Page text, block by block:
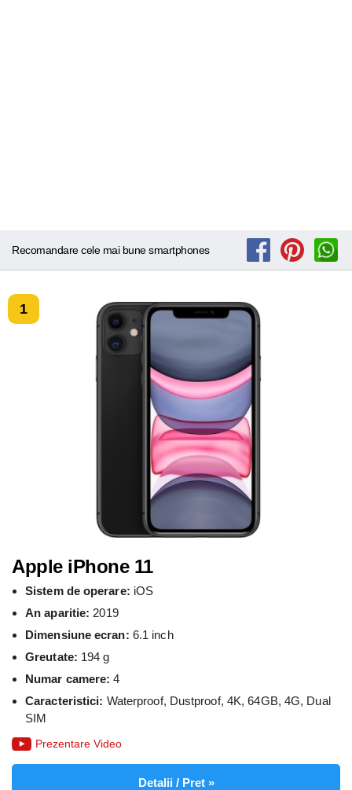
Recomandare cele mai bune smartphones
1
Apple iPhone 11
Sistem de operare: iOS
An aparitie: 2019
Dimensiune ecran: 6.1 inch
Greutate: 194 g
Numar camere: 4
Caracteristici: Waterproof, Dustproof, 4K, 64GB, 4G, Dual
SIM
Prezentare Video
Detalii / Pret »